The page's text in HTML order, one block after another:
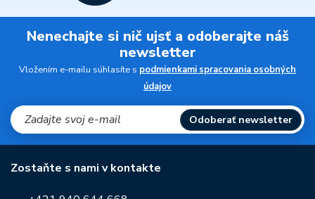
Nenechajte si nič ujsť a odoberajte náš
newsletter
Vložením e-mailu súhlasíte s podmienkami spracovania osobných
údajov
Odoberať newsletter
Zostaňte s nami v kontakte